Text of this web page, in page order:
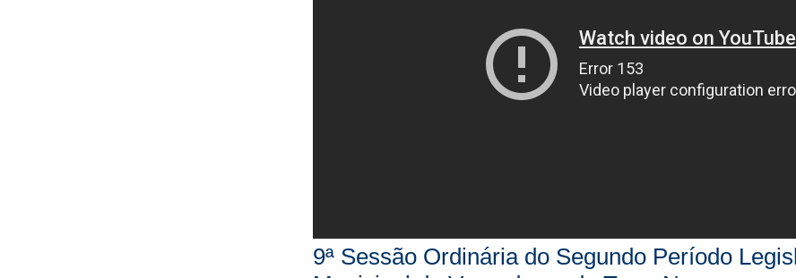
9ª Sessão Ordinária do Segundo Período